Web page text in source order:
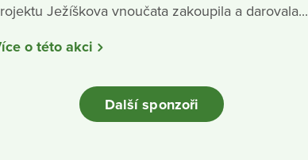
Ježíškova vnoučata zakoupila a darovala...
o této akci
Další sponzoři